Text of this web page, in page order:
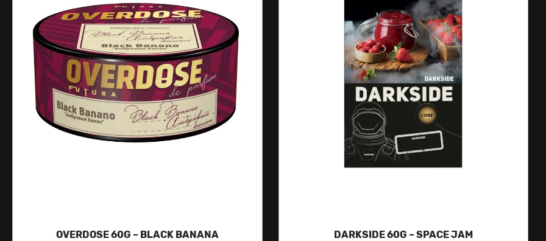
DARKSIDE 60G – SPACE JAM
OVERDOSE 60G – BLACK BANANA